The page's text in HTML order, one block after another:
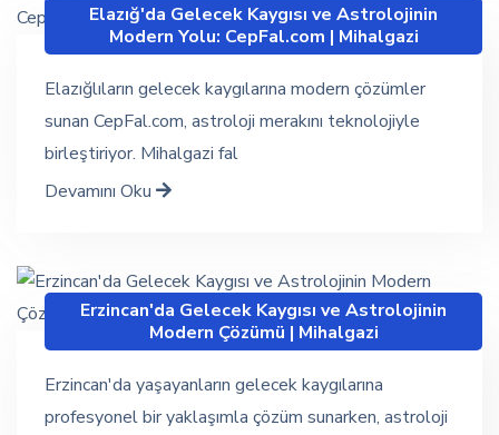
Elazığ'da Gelecek Kaygısı ve Astrolojinin
Modern Yolu: CepFal.com | Mihalgazi
Elazığlıların gelecek kaygılarına modern çözümler
sunan CepFal.com, astroloji merakını teknolojiyle
birleştiriyor. Mihalgazi fal
Devamını Oku
Erzincan'da Gelecek Kaygısı ve Astrolojinin
Modern Çözümü | Mihalgazi
Erzincan'da yaşayanların gelecek kaygılarına
profesyonel bir yaklaşımla çözüm sunarken, astroloji